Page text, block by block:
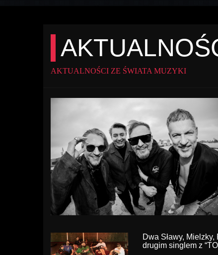
AKTUALNOŚCI ZE ŚWIATA MUZYKI
Dwa Sławy,
drugim singlem z